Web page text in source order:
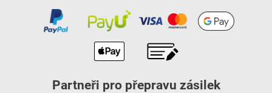
Partneři pro přepravu zásilek